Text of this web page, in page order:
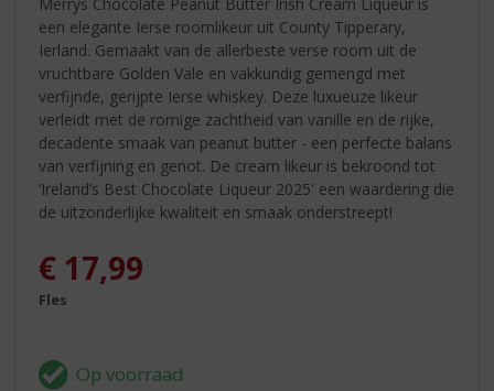
een elegante Ierse roomlikeur uit County Tipperary,
Ierland. Gemaakt van de allerbeste verse room uit de
vruchtbare Golden Vale en vakkundig gemengd met
verfijnde, gerijpte Ierse whiskey. Deze luxueuze likeur
verleidt met de romige zachtheid van vanille en de rijke,
decadente smaak van peanut butter - een perfecte balans
van verfijning en genot. De cream likeur is bekroond tot
‘Ireland’s Best Chocolate Liqueur 2025' een waardering die
de uitzonderlijke kwaliteit en smaak onderstreept!
€ 17,99
Fles